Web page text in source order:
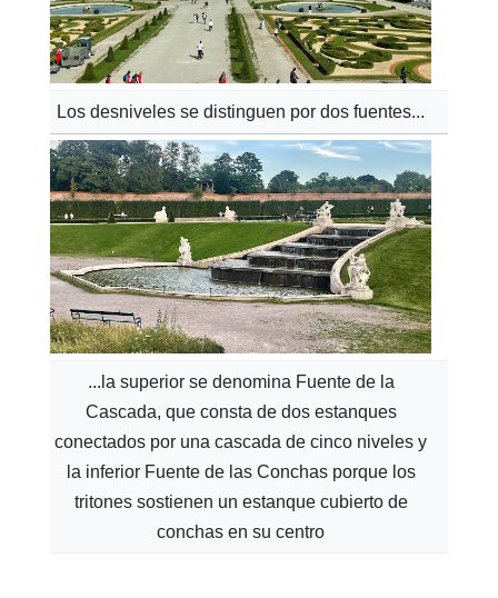
Los desniveles se distinguen por dos fuentes...
...la superior se denomina Fuente de la
Cascada, que consta de dos estanques
conectados por una cascada de cinco niveles y
la inferior Fuente de las Conchas porque los
tritones sostienen un estanque cubierto de
conchas en su centro